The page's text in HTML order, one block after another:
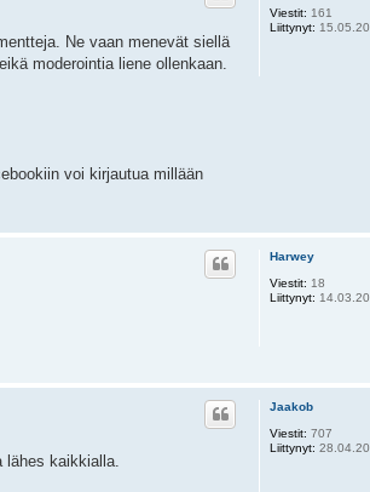
Viestit: 161
Liittynyt:
Ne vaan menevät siellä
moderointia liene ollenkaan.
voi kirjautua millään
Harwey
Viestit: 18
Liittynyt:
Jaakob
Viestit: 707
Liittynyt:
lähes kaikkialla.